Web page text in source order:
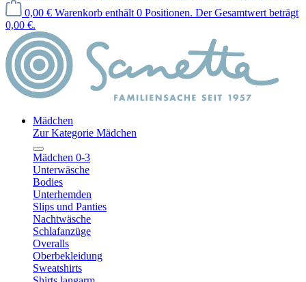
0,00 € Warenkorb enthält 0 Positionen. Der Gesamtwert beträgt
0,00 €.
Mädchen
Zur Kategorie Mädchen
Mädchen 0-3
Unterwäsche
Bodies
Unterhemden
Slips und Panties
Nachtwäsche
Schlafanzüge
Overalls
Oberbekleidung
Sweatshirts